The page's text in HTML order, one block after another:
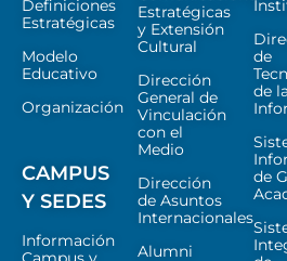
Definiciones
Estratégicas
Modelo
Educativo
Organización
CAMPUS
Y SEDES
Información
Estratégicas
y Extensión
Cultural
Dirección
General de
Vinculación
con el
Medio
Dirección
de Asuntos
Internacionales
Alumni
de
de la
de